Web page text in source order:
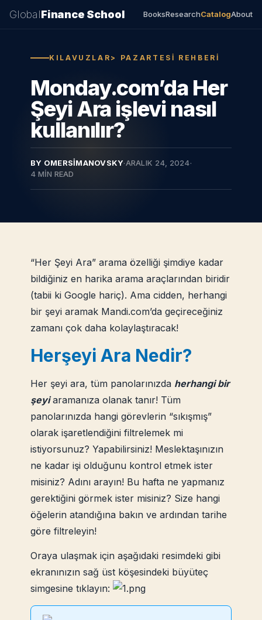
GlobalFinance School BooksResearchCatalogAbout
KILAVUZLAR> PAZARTESI REHBERI
Monday.com’da Her
Şeyi Ara işlevi nasıl
kullanılır?
BY OMERSIMANOVSKY·ARALIK 24, 2024·
4 MIN READ
“Her Şeyi Ara” arama özelliği şimdiye kadar
bildiğiniz en harika arama araçlarından biridir
(tabii ki Google hariç). Ama cidden, herhangi
bir şeyi aramak Mandi.com’da geçireceğiniz
zamanı çok daha kolaylaştıracak!
Herşeyi Ara Nedir?
Her şeyi ara, tüm panolarınızda herhangi bir
şeyiaramanıza olanak tanır! Tüm
panolarınızda hangi görevlerin “sıkışmış”
olarak işaretlendiğini filtrelemek mi
istiyorsunuz? Yapabilirsiniz! Meslektaşınızın
ne kadar işi olduğunu kontrol etmek ister
misiniz? Adını arayın! Bu hafta ne yapmanız
gerektiğini görmek ister misiniz? Size hangi
öğelerin atandığına bakın ve ardından tarihe
göre filtreleyin!
Oraya ulaşmak için aşağıdaki resimdeki gibi
ekranınızın sağ üst köşesindeki büyüteç
simgesine tıklayın: